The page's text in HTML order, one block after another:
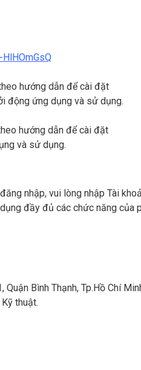
hướng dẫn để cài đặt
động ứng dụng và sử dụng.
hướng dẫn để cài đặt
và sử dụng.
nhập, vui lòng nhập Tài
đầy đủ các chức năng của
Bình Thạnh, Tp.Hồ Chí
thuật.